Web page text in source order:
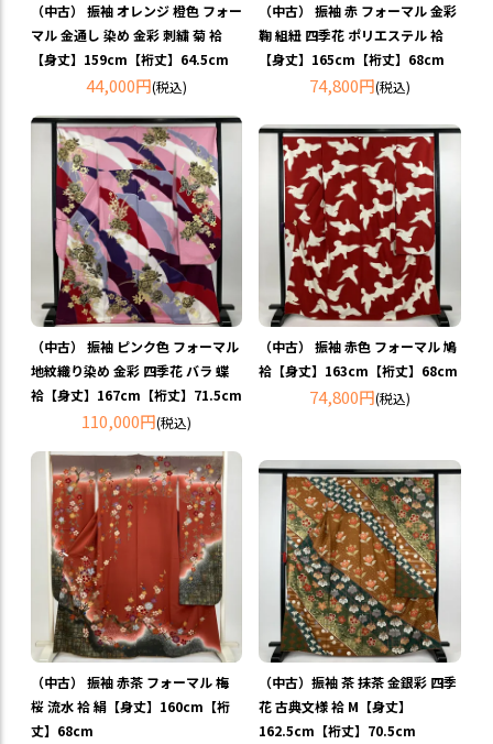
（中古） 振袖 オレンジ 橙色 フォー
マル 金通し 染め 金彩 刺繍 菊 袷
【身丈】159cm【裄丈】64.5cm
44,000円(税込)
（中古） 振袖 赤 フォーマル 金彩
鞠 組紐 四季花 ポリエステル 袷
【身丈】165cm【裄丈】68cm
74,800円(税込)
（中古） 振袖 ピンク色 フォーマル
地紋織り染め 金彩 四季花 バラ 蝶
袷【身丈】167cm【裄丈】71.5cm
110,000円(税込)
（中古） 振袖 赤色 フォーマル 鳩
袷【身丈】163cm【裄丈】68cm
74,800円(税込)
（中古） 振袖 赤茶 フォーマル 梅
桜 流水 袷 絹【身丈】160cm【裄
丈】68cm
（中古）振袖 茶 抹茶 金銀彩 四季
花 古典文様 袷 M【身丈】
162.5cm【裄丈】70.5cm